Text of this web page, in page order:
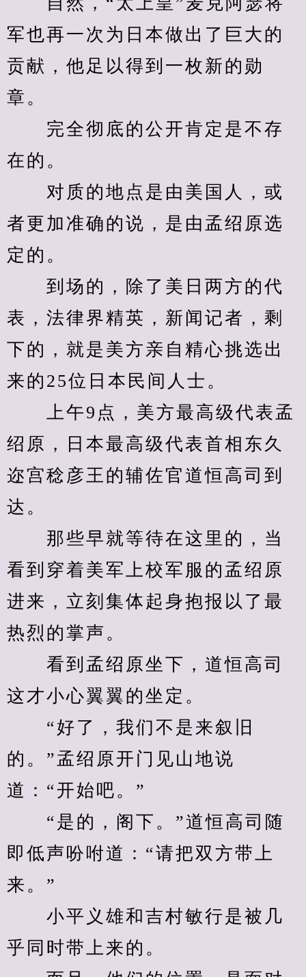
军也再一次为日本做出了巨大的
贡献，他足以得到一枚新的勋
章。
完全彻底的公开肯定是不存
在的。
对质的地点是由美国人，或
者更加准确的说，是由孟绍原选
定的。
到场的，除了美日两方的代
表，法律界精英，新闻记者，剩
下的，就是美方亲自精心挑选出
来的25位日本民间人士。
上午9点，美方最高级代表孟
绍原，日本最高级代表首相东久
迩宫稔彦王的辅佐官道恒高司到
达。
那些早就等待在这里的，当
看到穿着美军上校军服的孟绍原
进来，立刻集体起身抱报以了最
热烈的掌声。
看到孟绍原坐下，道恒高司
这才小心翼翼的坐定。
“好了，我们不是来叙旧
的。”孟绍原开门见山地说
道：“开始吧。”
“是的，阁下。”道恒高司随
即低声吩咐道：“请把双方带上
来。”
小平义雄和吉村敏行是被几
乎同时带上来的。